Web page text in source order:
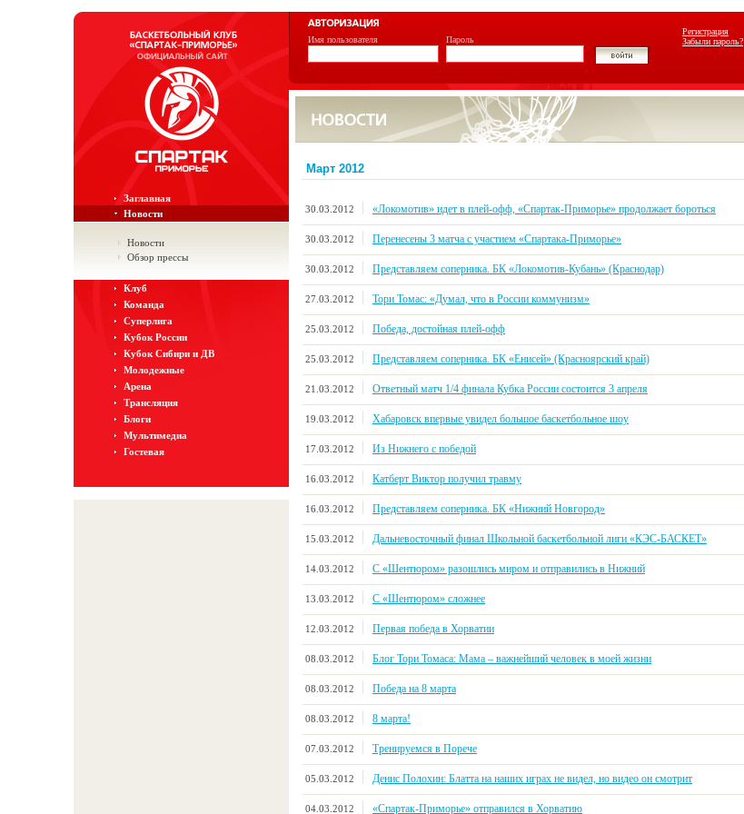
Регистрация
Забыли пароль?
Имя пользователя Пароль
Заглавная
Новости
Новости
Обзор прессы
Клуб
Команда
Суперлига
Кубок России
Кубок Сибири и ДВ
Молодежные
Арена
Трансляция
Блоги
Мультимедиа
Гостевая
Март 2012
30.03.2012 «Локомотив» идет в плей-офф, «Спартак-Приморье» продолжает бороться
30.03.2012 Перенесены 3 матча с участием «Спартака-Приморье»
30.03.2012 Представляем соперника. БК «Локомотив-Кубань» (Краснодар)
27.03.2012 Тори Томас: «Думал, что в России коммунизм»
25.03.2012 Победа, достойная плей-офф
25.03.2012 Представляем соперника. БК «Енисей» (Красноярский край)
21.03.2012 Ответный матч 1/4 финала Кубка России состоится 3 апреля
19.03.2012 Хабаровск впервые увидел большое баскетбольное шоу
17.03.2012 Из Нижнего с победой
16.03.2012 Катберт Виктор получил травму
16.03.2012 Представляем соперника. БК «Нижний Новгород»
15.03.2012 Дальневосточный финал Школьной баскетбольной лиги «КЭС-БАСКЕТ»
14.03.2012 С «Шентюром» разошлись миром и отправились в Нижний
13.03.2012 С «Шентюром» сложнее
12.03.2012 Первая победа в Хорватии
08.03.2012 Блог Тори Томаса: Мама – важнейший человек в моей жизни
08.03.2012 Победа на 8 марта
08.03.2012 8 марта!
07.03.2012 Тренируемся в Порече
05.03.2012 Денис Полохин: Блатта на наших играх не видел, но видео он смотрит
04.03.2012 «Спартак-Приморье» отправился в Хорватию